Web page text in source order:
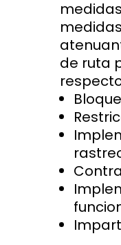
de ruta